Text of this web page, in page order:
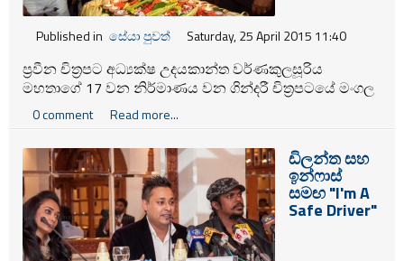
Published in සේයා පුවත් Saturday, 25 April 2015 11:40
ප්‍රවීන චිත්‍රපට අධ්‍යක්ෂ උදයකාන්ත වර්ණකුලසූරිය
මහතාගේ 17 වන නිර්මාණය වන ගින්දරී චිත්‍රපටයේ මංගල
දැක්ම ඊයේ දින 24 රීගල් සිනමාශාලාවේදී පැවැත්විණි. මෙම
චිත්‍රපටය බහුභූතයෝ චිත්‍රපටයේ දෙවැනි කොටස ලෙස
නිර්මාණය වී ඇත.
0 comment Read more...
ඩිලන්ත සහ
ඉන්ෆාස්
සමඟ "I'm A
Safe Driver"